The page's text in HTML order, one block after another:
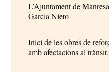
L’Ajuntament de
Garcia Nieto
Inici de les obres de
amb afectacions al